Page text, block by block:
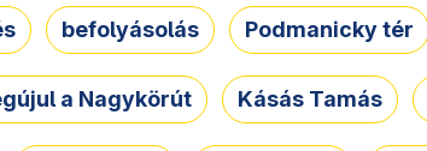
befolyásolás Podmanicky tér
a Nagykörút Kásás Tamás